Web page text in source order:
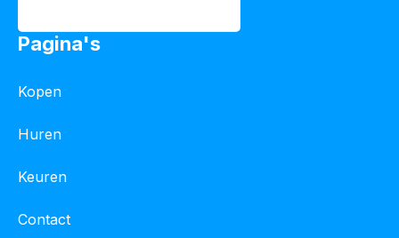
Pagina's
Kopen
Huren
Keuren
Contact